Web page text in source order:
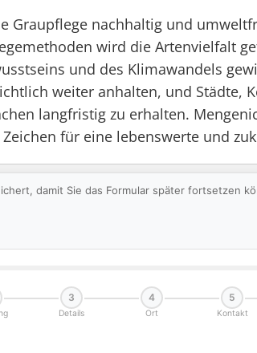
Graupflege nachhaltig und
wird die Artenvielfalt
und des Klimawandels
weiter anhalten, und
langfristig zu erhalten.
für eine lebenswerte und
damit Sie das Formular später fortsetzen
3
Details
4
Ort
5
Kontakt